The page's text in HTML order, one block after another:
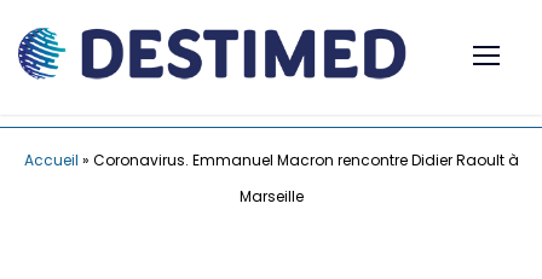
Accueil » Coronavirus. Emmanuel Macron rencontre Didier Raoult à
Marseille